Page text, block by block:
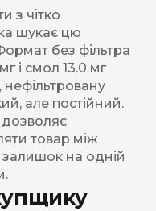
з чітко
шукає цю
без фільтра
і смол 13.0 мг
нефільтровану
але постійний.
товар між
на одній